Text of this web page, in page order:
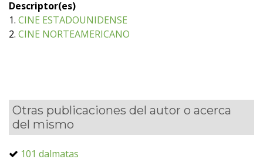
Descriptor(es)
1. CINE ESTADOUNIDENSE
2. CINE NORTEAMERICANO
Otras publicaciones del autor o acerca
del mismo
101 dalmatas